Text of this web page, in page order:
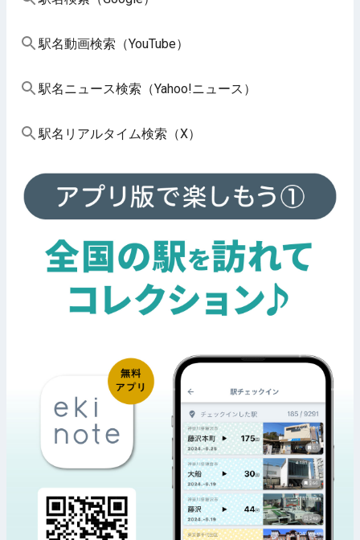
駅名動画検索（YouTube）
駅名ニュース検索（Yahoo!ニュース）
駅名リアルタイム検索（X）